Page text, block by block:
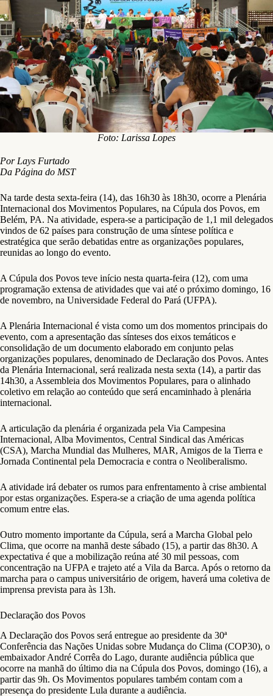
Foto: Larissa Lopes
Por Lays Furtado
Da Página do MST
Na tarde desta sexta-feira (14), das 16h30 às 18h30, ocorre a Plenária
Internacional dos Movimentos Populares, na Cúpula dos Povos, em
Belém, PA. Na atividade, espera-se a participação de 1,1 mil delegados
vindos de 62 países para construção de uma síntese política e
estratégica que serão debatidas entre as organizações populares,
reunidas ao longo do evento.
A Cúpula dos Povos teve início nesta quarta-feira (12), com uma
programação extensa de atividades que vai até o próximo domingo, 16
de novembro, na Universidade Federal do Pará (UFPA).
A Plenária Internacional é vista como um dos momentos principais do
evento, com a apresentação das sínteses dos eixos temáticos e
consolidação de um documento elaborado em conjunto pelas
organizações populares, denominado de Declaração dos Povos. Antes
da Plenária Internacional, será realizada nesta sexta (14), a partir das
14h30, a Assembleia dos Movimentos Populares, para o alinhado
coletivo em relação ao conteúdo que será encaminhado à plenária
internacional.
A articulação da plenária é organizada pela Via Campesina
Internacional, Alba Movimentos, Central Sindical das Américas
(CSA), Marcha Mundial das Mulheres, MAR, Amigos de la Tierra e
Jornada Continental pela Democracia e contra o Neoliberalismo.
A atividade irá debater os rumos para enfrentamento à crise ambiental
por estas organizações. Espera-se a criação de uma agenda política
comum entre elas.
Outro momento importante da Cúpula, será a Marcha Global pelo
Clima, que ocorre na manhã deste sábado (15), a partir das 8h30. A
expectativa é que a mobilização reúna até 30 mil pessoas, com
concentração na UFPA e trajeto até a Vila da Barca. Após o retorno da
marcha para o campus universitário de origem, haverá uma coletiva de
imprensa prevista para às 13h.
Declaração dos Povos
A Declaração dos Povos será entregue ao presidente da 30ª
Conferência das Nações Unidas sobre Mudança do Clima (COP30), o
embaixador André Corrêa do Lago, durante audiência pública que
ocorre na manhã do último dia na Cúpula dos Povos, domingo (16), a
partir das 9h. Os Movimentos populares também contam com a
presença do presidente Lula durante a audiência.